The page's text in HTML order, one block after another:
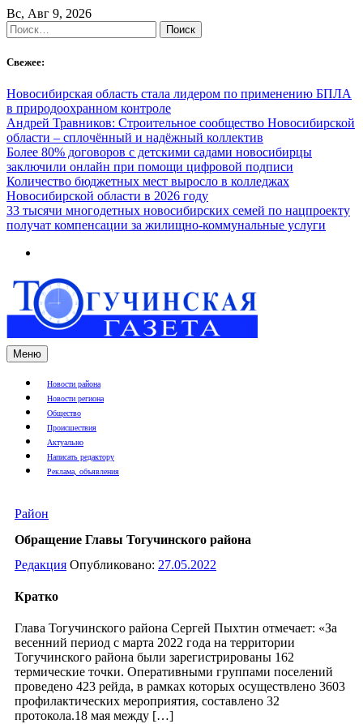
Skip
to
content
Вс, Авг 9, 2026
Найти:
Свежее:
Новосибирская область стала лидером по применению БПЛА
в природоохранном контроле
Андрей Травников: Строительное сообщество Новосибирской
области – сплочённый и надёжный коллектив
Более 80% договоров с детскими садами новосибирцы
заключили онлайн при помощи цифровой подписи
Количество бюджетных мест выросло в колледжах
Новосибирской области в 2026 году
33 тысячи многодетных новосибирских семей по нацпроекту
получат компенсации за жилищно-коммунальные услуги
Меню
Новости района
Новости региона
Общество
Происшествия
Актуально
Написать редактору
Реклама, объявления
Район
Обращение Главы Тогучинского района
Редакция Опубликовано: 27.05.2022
Кратко
Глава Тогучинского района Сергей Пыхтин отмечает: «За
весенний период с марта 2022 года на территории
Тогучинского района были зарегистрированы 162
термические точки. Оперативными группами поселений
проведено 423 рейда, в рамках которых осуществлено 3603
профилактических мероприятия, составлено 32
протокола.18 мая между […]